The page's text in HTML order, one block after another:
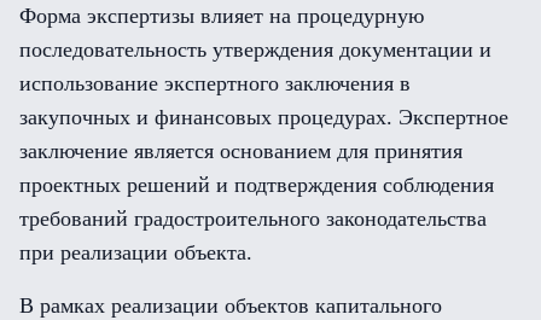
Форма экспертизы влияет на процедурную
последовательность утверждения документации и
использование экспертного заключения в
закупочных и финансовых процедурах. Экспертное
заключение является основанием для принятия
проектных решений и подтверждения соблюдения
требований градостроительного законодательства
при реализации объекта.
В рамках реализации объектов капитального